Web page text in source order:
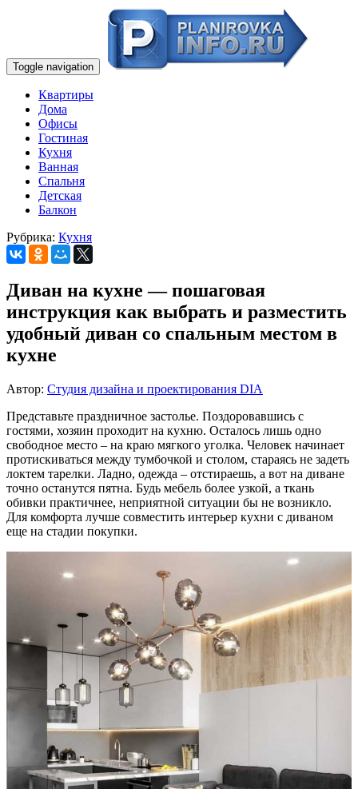
Toggle navigation
Квартиры
Дома
Офисы
Гостиная
Кухня
Ванная
Спальня
Детская
Балкон
Рубрика: Кухня
Диван на кухне — пошаговая
инструкция как выбрать и разместить
удобный диван со спальным местом в
кухне
Автор: Студия дизайна и проектирования DIA
Представьте праздничное застолье. Поздоровавшись с
гостями, хозяин проходит на кухню. Осталось лишь одно
свободное место – на краю мягкого уголка. Человек начинает
протискиваться между тумбочкой и столом, стараясь не задеть
локтем тарелки. Ладно, одежда – отстираешь, а вот на диване
точно останутся пятна. Будь мебель более узкой, а ткань
обивки практичнее, неприятной ситуации бы не возникло.
Для комфорта лучше совместить интерьер кухни с диваном
еще на стадии покупки.